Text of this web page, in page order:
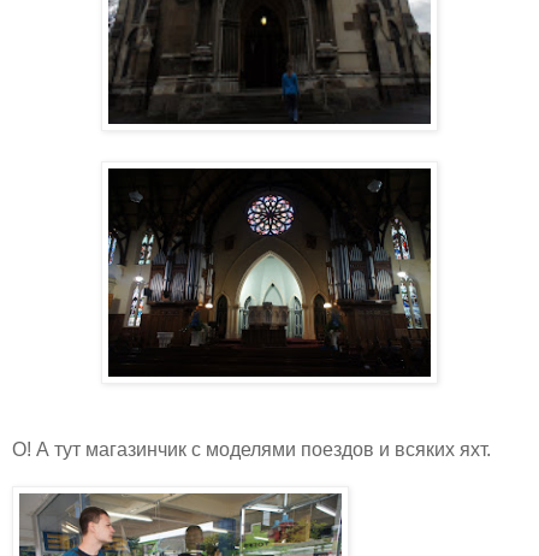
О! А тут магазинчик с моделями поездов и всяких яхт.